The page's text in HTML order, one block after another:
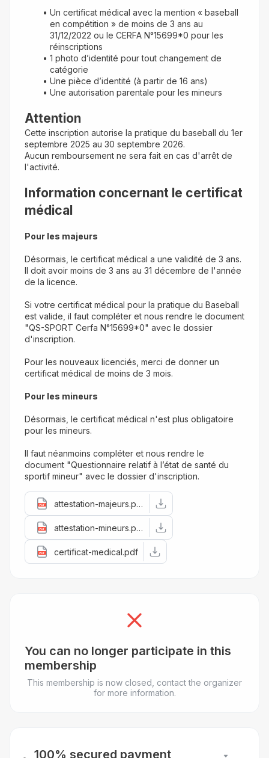
Un certificat médical avec la mention « baseball
en compétition » de moins de 3 ans au
31/12/2022 ou le CERFA N°15699*0 pour les
réinscriptions
1 photo d’identité pour tout changement de
catégorie
Une pièce d’identité (à partir de 16 ans)
Une autorisation parentale pour les mineurs
Attention
Cette inscription autorise la pratique du baseball du 1er
septembre 2025 au 30 septembre 2026.
Aucun remboursement ne sera fait en cas d'arrêt de
l'activité.
Information concernant le certificat
médical
Pour les majeurs
Désormais, le certificat médical a une validité de 3 ans.
Il doit avoir moins de 3 ans au 31 décembre de l'année
de la licence.
Si votre certificat médical pour la pratique du Baseball
est valide, il faut compléter et nous rendre le document
"QS-SPORT Cerfa N°15699*0" avec le dossier
d'inscription.
Pour les nouveaux licenciés, merci de donner un
certificat médical de moins de 3 mois.
Pour les mineurs
Désormais, le certificat médical n'est plus obligatoire
pour les mineurs.
Il faut néanmoins compléter et nous rendre le
document "Questionnaire relatif à l’état de santé du
sportif mineur" avec le dossier d'inscription.
attestation-majeurs.pdf
attestation-mineurs.pdf
certificat-medical.pdf
You can no longer participate in this
membership
This membership is now closed, contact the organizer
for more information.
100% secured payment